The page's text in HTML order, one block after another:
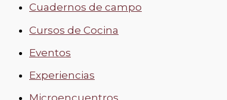
Cuadernos de campo
Cursos de Cocina
Eventos
Experiencias